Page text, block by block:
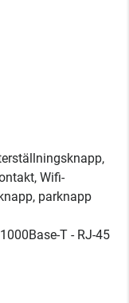
Wifi-
parknapp
T - RJ-45